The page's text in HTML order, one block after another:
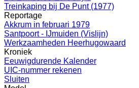
Treinkaping bij De Punt (1977)
Reportage
Akkrum in februari 1979
Santpoort - IJmuiden (Vislijn)
Werkzaamheden Heerhugowaard
Kroniek
Eeuwigdurende Kalender
UIC-nummer rekenen
Sluiten